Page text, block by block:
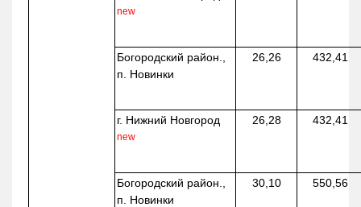
new
Богородский район.,
п. Новинки
26,26 432,41
г. Нижний Новгород
new
26,28 432,41
Богородский район.,
п. Новинки
30,10 550,56